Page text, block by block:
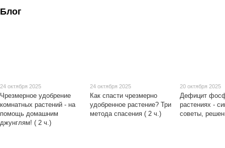
Блог
24 октября 2025
Чрезмерное удобрение
комнатных растений - на
помощь домашним
джунглям! ( 2 ч.)
24 октября 2025
Как спасти чрезмерно
удобренное растение? Три
метода спасения ( 2 ч.)
20 октября 2025
Дефицит
растениях -
советы,